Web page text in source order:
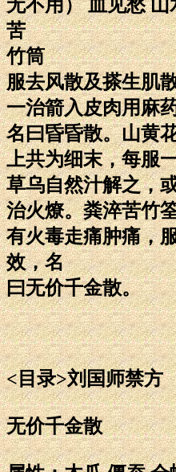
无不用） 血见愁
苦
竹筒
服去风散及搽生肌
一治箭入皮肉用麻
名曰昏昏散。山黄
上共为细末，每服
草乌自然汁解之，
治火燎。粪淬苦竹
有火毒走痛肿痛，
效，名
曰无价千金散。
<目录>刘国师禁方
无价千金散